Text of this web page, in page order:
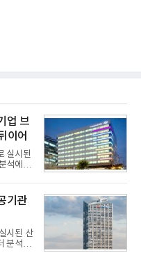
업 브
이어
실시된
석에서
교육서
일부터
건
지수
혔다.
건) 대
브랜
기관
시된 산
분석에